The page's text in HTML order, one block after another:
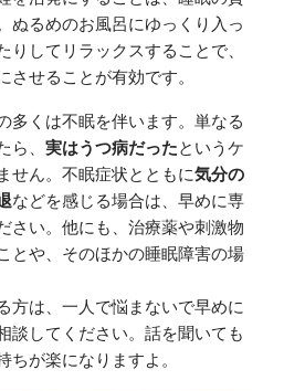
ぬるめのお風呂にゆっくり入っ
りしてリラックスすることで、
させることが有効です。
多くは不眠を伴います。単なる
ら、 実はうつ病だったというケ
せん。不眠症状とともに気分の
などを感じる場合は、早めに専
さい。他にも、治療薬や刺激物
とや、そのほかの睡眠障害の場
方は、一人で悩まないで早めに
談してください。話を聞いても
ちが楽になりますよ。